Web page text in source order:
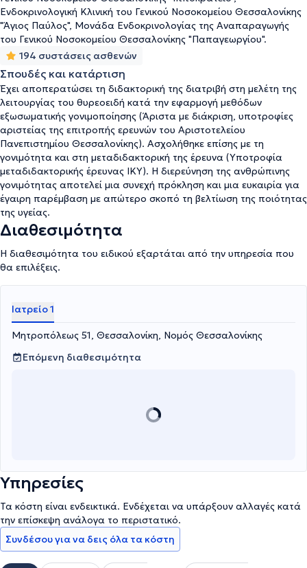
Έχει αποτελέσει ιδρυτικό μέλος και Πρόεδρος της οργάνωσης
European Young Endocrine Scientists (EYES), μέλος της επιτροπής
εκπαίδευσης (educational committee), της κλινικής επιτροπής
(clinical committee) και της εκτελεστικής επιτροπής (executive
board) της Εuropean Society of Endocrinology (ESE). Τα ιδιαίτερα
πεδία του επιστημονικού της ενδιαφέροντος είναι η
Ενδοκρινολογία της Αναπαραγωγής, ο Μεταβολισμός και ο
Θυρεοειδής.
Ενδοκρινολογική Κλινική του Γενικού Νοσοκομείου Θεσσαλονίκης
"Άγιος Παύλος", Μονάδα Ενδοκρινολογίας της Αναπαραγωγής
του Γενικού Νοσοκομείου Θεσσαλονίκης "Παπαγεωργίου".
194 συστάσεις ασθενών
Σπουδές και κατάρτιση
Έχει αποπερατώσει τη διδακτορική της διατριβή στη μελέτη της
λειτουργίας του θυρεοειδή κατά την εφαρμογή μεθόδων
εξωσωματικής γονιμοποίησης (Άριστα με διάκριση, υποτροφίες
αριστείας της επιτροπής ερευνών του Αριστοτελείου
Πανεπιστημίου Θεσσαλονίκης). Ασχολήθηκε επίσης με τη
γονιμότητα και στη μεταδιδακτορική της έρευνα (Υποτροφία
μεταδιδακτορικής έρευνας ΙΚΥ). Η διερεύνηση της ανθρώπινης
γονιμότητας αποτελεί μια συνεχή πρόκληση και μια ευκαιρία για
έγαιρη παρέμβαση με απώτερο σκοπό τη βελτίωση της ποιότητας
της υγείας.
Διαθεσιμότητα
Η διαθεσιμότητα του ειδικού εξαρτάται από την υπηρεσία που
θα επιλέξεις.
Ιατρείο 1
Μητροπόλεως 51, Θεσσαλονίκη, Νομός Θεσσαλονίκης
Επόμενη διαθεσιμότητα
Υπηρεσίες
Τα κόστη είναι ενδεικτικά. Ενδέχεται να υπάρξουν αλλαγές κατά
την επίσκεψη ανάλογα το περιστατικό.
Συνδέσου για να δεις όλα τα κόστη